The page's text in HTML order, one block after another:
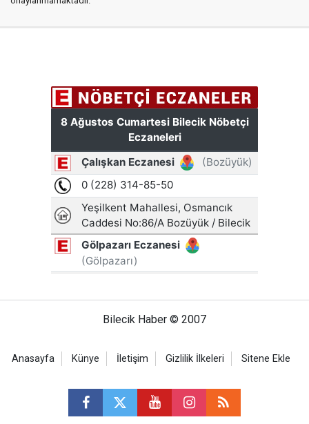
Bilecik Haber © 2007
Anasayfa Künye İletişim Gizlilik İlkeleri Sitene Ekle